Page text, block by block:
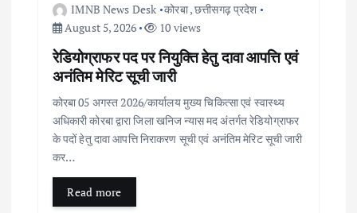
IMNB News Desk कोरबा,छत्तीसगढ़ प्रदेश
August 5, 2026
10 views
रेडियोग्राफर पद पर नियुक्ति हेतु दावा आपत्ति एवं
अनंतिम मेरिट सूची जारी
कोरबा 05 अगस्त 2026/कार्यालय मुख्य चिकित्सा एवं स्वास्थ्य
अधिकारी कोरबा द्वारा जिला खनिज न्यास मद अंतर्गत रेडियोग्राफर
के पदों हेतु दावा आपत्ति निराकरण सूची एवं अनंतिम मेरिट सूची जारी
कर…
Read more